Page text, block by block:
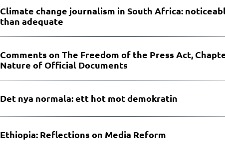
Climate change journalism in South Africa:
than adequate
Comments on The Freedom of the Press Act,
Nature of Official Documents
Det nya normala: ett hot mot demokratin
Ethiopia: Reflections on Media Reform